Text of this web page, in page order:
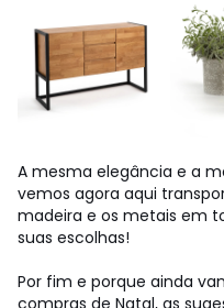
A mesma elegância e a
vemos agora aqui
madeira e os metais em
suas escolhas!
Por fim e porque ainda
compras de Natal, as